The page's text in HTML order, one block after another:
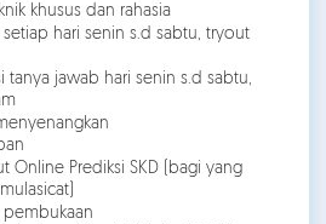
khusus dan rahasia
hari senin s.d sabtu, tryout
tanya jawab hari senin s.d sabtu,
Online Prediksi SKD (bagi yang
pembukaan